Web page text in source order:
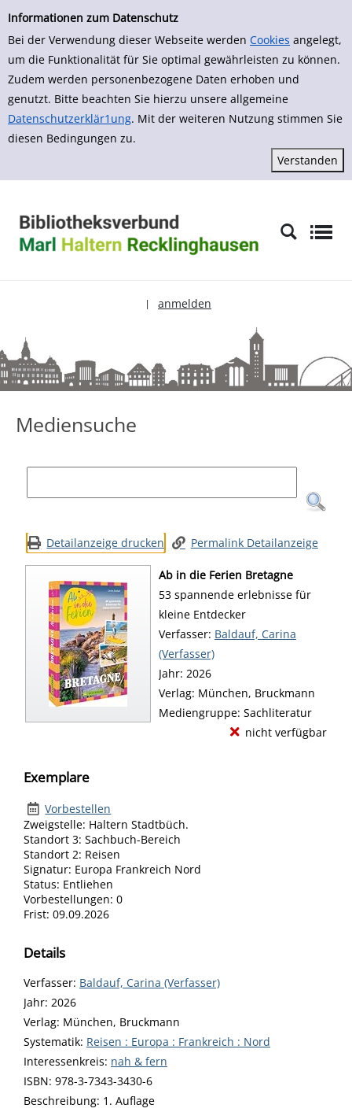
Informationen zum Datenschutz
Bei der Verwendung dieser Webseite werden Cookies angelegt,
um die Funktionalität für Sie optimal gewährleisten zu können.
Zudem werden personenbezogene Daten erhoben und
genutzt. Bitte beachten Sie hierzu unsere allgemeine
Datenschutzerklär1ung. Mit der weiteren Nutzung stimmen Sie
diesen Bedingungen zu.
zur Navigation springen
zum Inhalt springen
Zur Detailanzeige springen
| anmelden
Mediensuche
Mediensuche
Detailanzeige drucken Permalink Detailanzeige
Ab in die Ferien Bretagne
53 spannende erlebnisse für
kleine Entdecker
Verfasser: Suche nach diesem
Baldauf, Carina
(Verfasser)
Jahr: 2026
Verlag: München, Bruckmann
Mediengruppe: Sachliteratur
nicht verfügbar
Exemplare
Vorbestellen
Zweigstelle: Haltern Stadtbüch.
Standort 3: Sachbuch-Bereich
Standort 2: Reisen
Signatur: Europa Frankreich Nord
Status: Entliehen
Vorbestellungen: 0
Frist: 09.09.2026
Details
Verfasser: Suche nach diesem Verfasser
Baldauf, Carina (Verfasser)
Jahr: 2026
Verlag: München, Bruckmann
opens in new tab
Diesen Link in neuem Tab öffnen
Systematik: Suche nach dieser Systematik
Reisen : Europa : Frankreich : Nord
Interessenkreis: Suche nach diesem Interessenskreis
nah & fern
ISBN: 978-3-7343-3430-6
Beschreibung: 1. Auflage